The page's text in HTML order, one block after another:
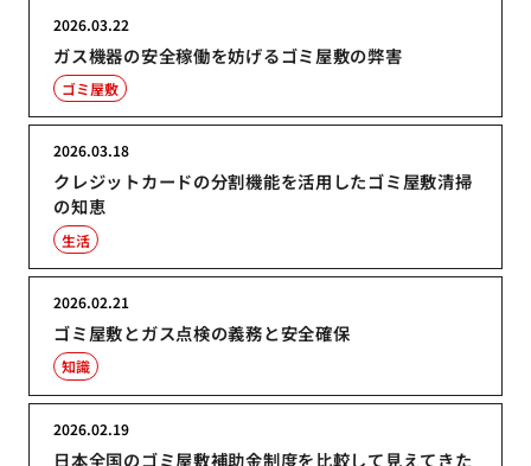
ガス機器の安全稼働を妨げるゴミ屋敷の弊害
2026.03.22
ゴミ屋敷
クレジットカードの分割機能を活用したゴミ屋敷清掃
の知恵
2026.03.18
生活
ゴミ屋敷とガス点検の義務と安全確保
2026.02.21
知識
日本全国のゴミ屋敷補助金制度を比較して見えてきた
2026.02.19